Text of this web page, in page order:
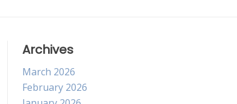
Archives
March 2026
February 2026